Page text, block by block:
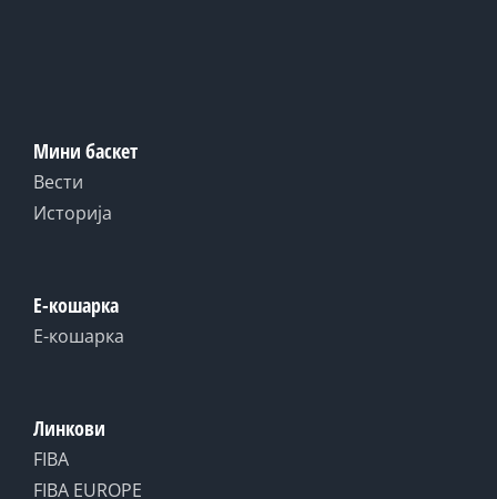
Мини баскет
Вести
Историја
Е-кошарка
Е-кошарка
Линкови
FIBA
FIBA EUROPE